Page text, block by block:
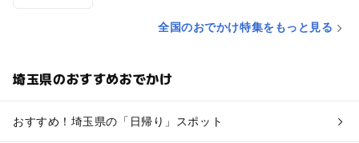
全国のおでかけ特集をもっと見る
埼玉県のおすすめおでかけ
おすすめ！埼玉県の「日帰り」スポット